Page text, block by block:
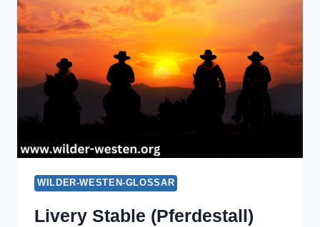
WILDER-WESTEN-GLOSSAR
Livery Stable (Pferdestall)